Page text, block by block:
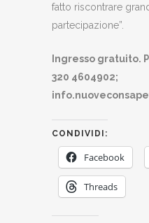
fatto riscontrare
partecipazione”.
Ingresso gratuito.
320 4604902;
CONDIVIDI:
Facebook
Threads